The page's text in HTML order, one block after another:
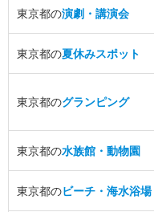
東京都の演劇・講演会
東京都の夏休みスポット
東京都のグランピング
東京都の水族館・動物園
東京都のビーチ・海水浴場